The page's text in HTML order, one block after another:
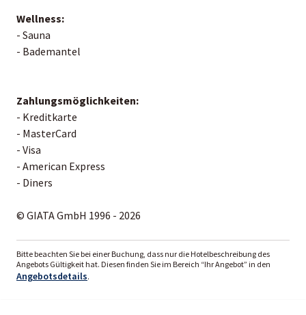
Wellness:
- Sauna
- Bademantel
Zahlungsmöglichkeiten:
- Kreditkarte
- MasterCard
- Visa
- American Express
- Diners
© GIATA GmbH 1996 - 2026
Bitte beachten Sie bei einer Buchung, dass nur die Hotelbeschreibung des
Angebots Gültigkeit hat. Diesen finden Sie im Bereich “Ihr Angebot” in den
Angebotsdetails.